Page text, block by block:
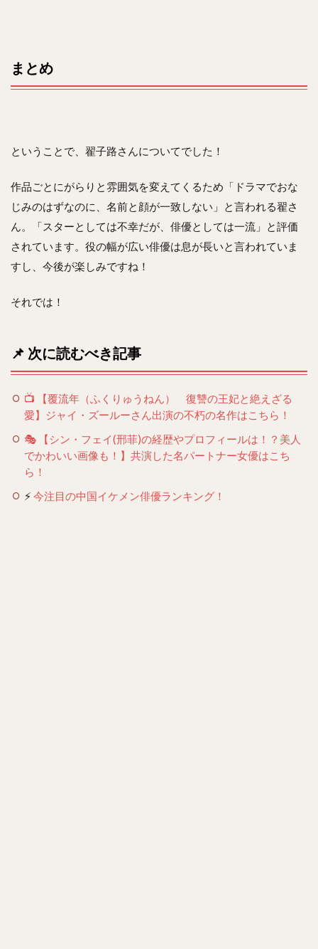
まとめ
ということで、翟子路さんについてでした！
作品ごとにがらりと雰囲気を変えてくるため「ドラマでおな
じみのはずなのに、名前と顔が一致しない」と言われる翟さ
ん。「スターとしては不幸だが、俳優としては一流」と評価
されています。役の幅が広い俳優は息が長いと言われていま
すし、今後が楽しみですね！
それでは！
📌 次に読むべき記事
📺 【覆流年（ふくりゅうねん） 復讐の王妃と絶えざる
愛】ジャイ・ズールーさん出演の不朽の名作はこちら！
🎭 【シン・フェイ(邢菲)の経歴やプロフィールは！？美人
でかわいい画像も！】共演した名パートナー女優はこち
ら！
⚡ 今注目の中国イケメン俳優ランキング！